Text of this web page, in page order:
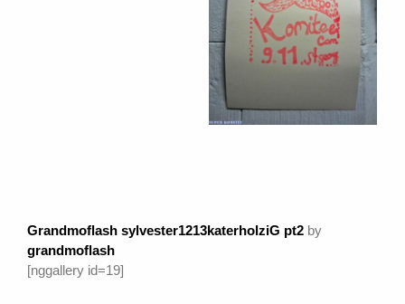
Grandmoflash sylvester1213katerholziG pt2 by
grandmoflash
[nggallery id=19]